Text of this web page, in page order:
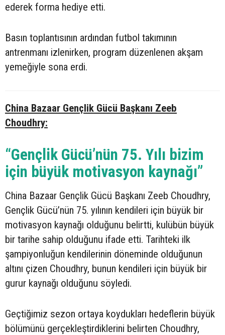
ederek forma hediye etti.
Basın toplantısının ardından futbol takımının
antrenmanı izlenirken, program düzenlenen akşam
yemeğiyle sona erdi.
China Bazaar Gençlik Gücü Başkanı Zeeb
Choudhry:
“Gençlik Gücü’nün 75. Yılı bizim
için büyük motivasyon kaynağı”
China Bazaar Gençlik Gücü Başkanı Zeeb Choudhry,
Gençlik Gücü’nün 75. yılının kendileri için büyük bir
motivasyon kaynağı olduğunu belirtti, kulübün büyük
bir tarihe sahip olduğunu ifade etti. Tarihteki ilk
şampiyonluğun kendilerinin döneminde olduğunun
altını çizen Choudhry, bunun kendileri için büyük bir
gurur kaynağı olduğunu söyledi.
Geçtiğimiz sezon ortaya koydukları hedeflerin büyük
bölümünü gerçekleştirdiklerini belirten Choudhry,